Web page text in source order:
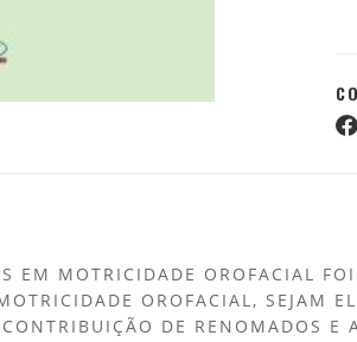
EM MOTRICIDADE OROFACIAL
OROFACIAL, SEJAM
DE RENOMADOS E